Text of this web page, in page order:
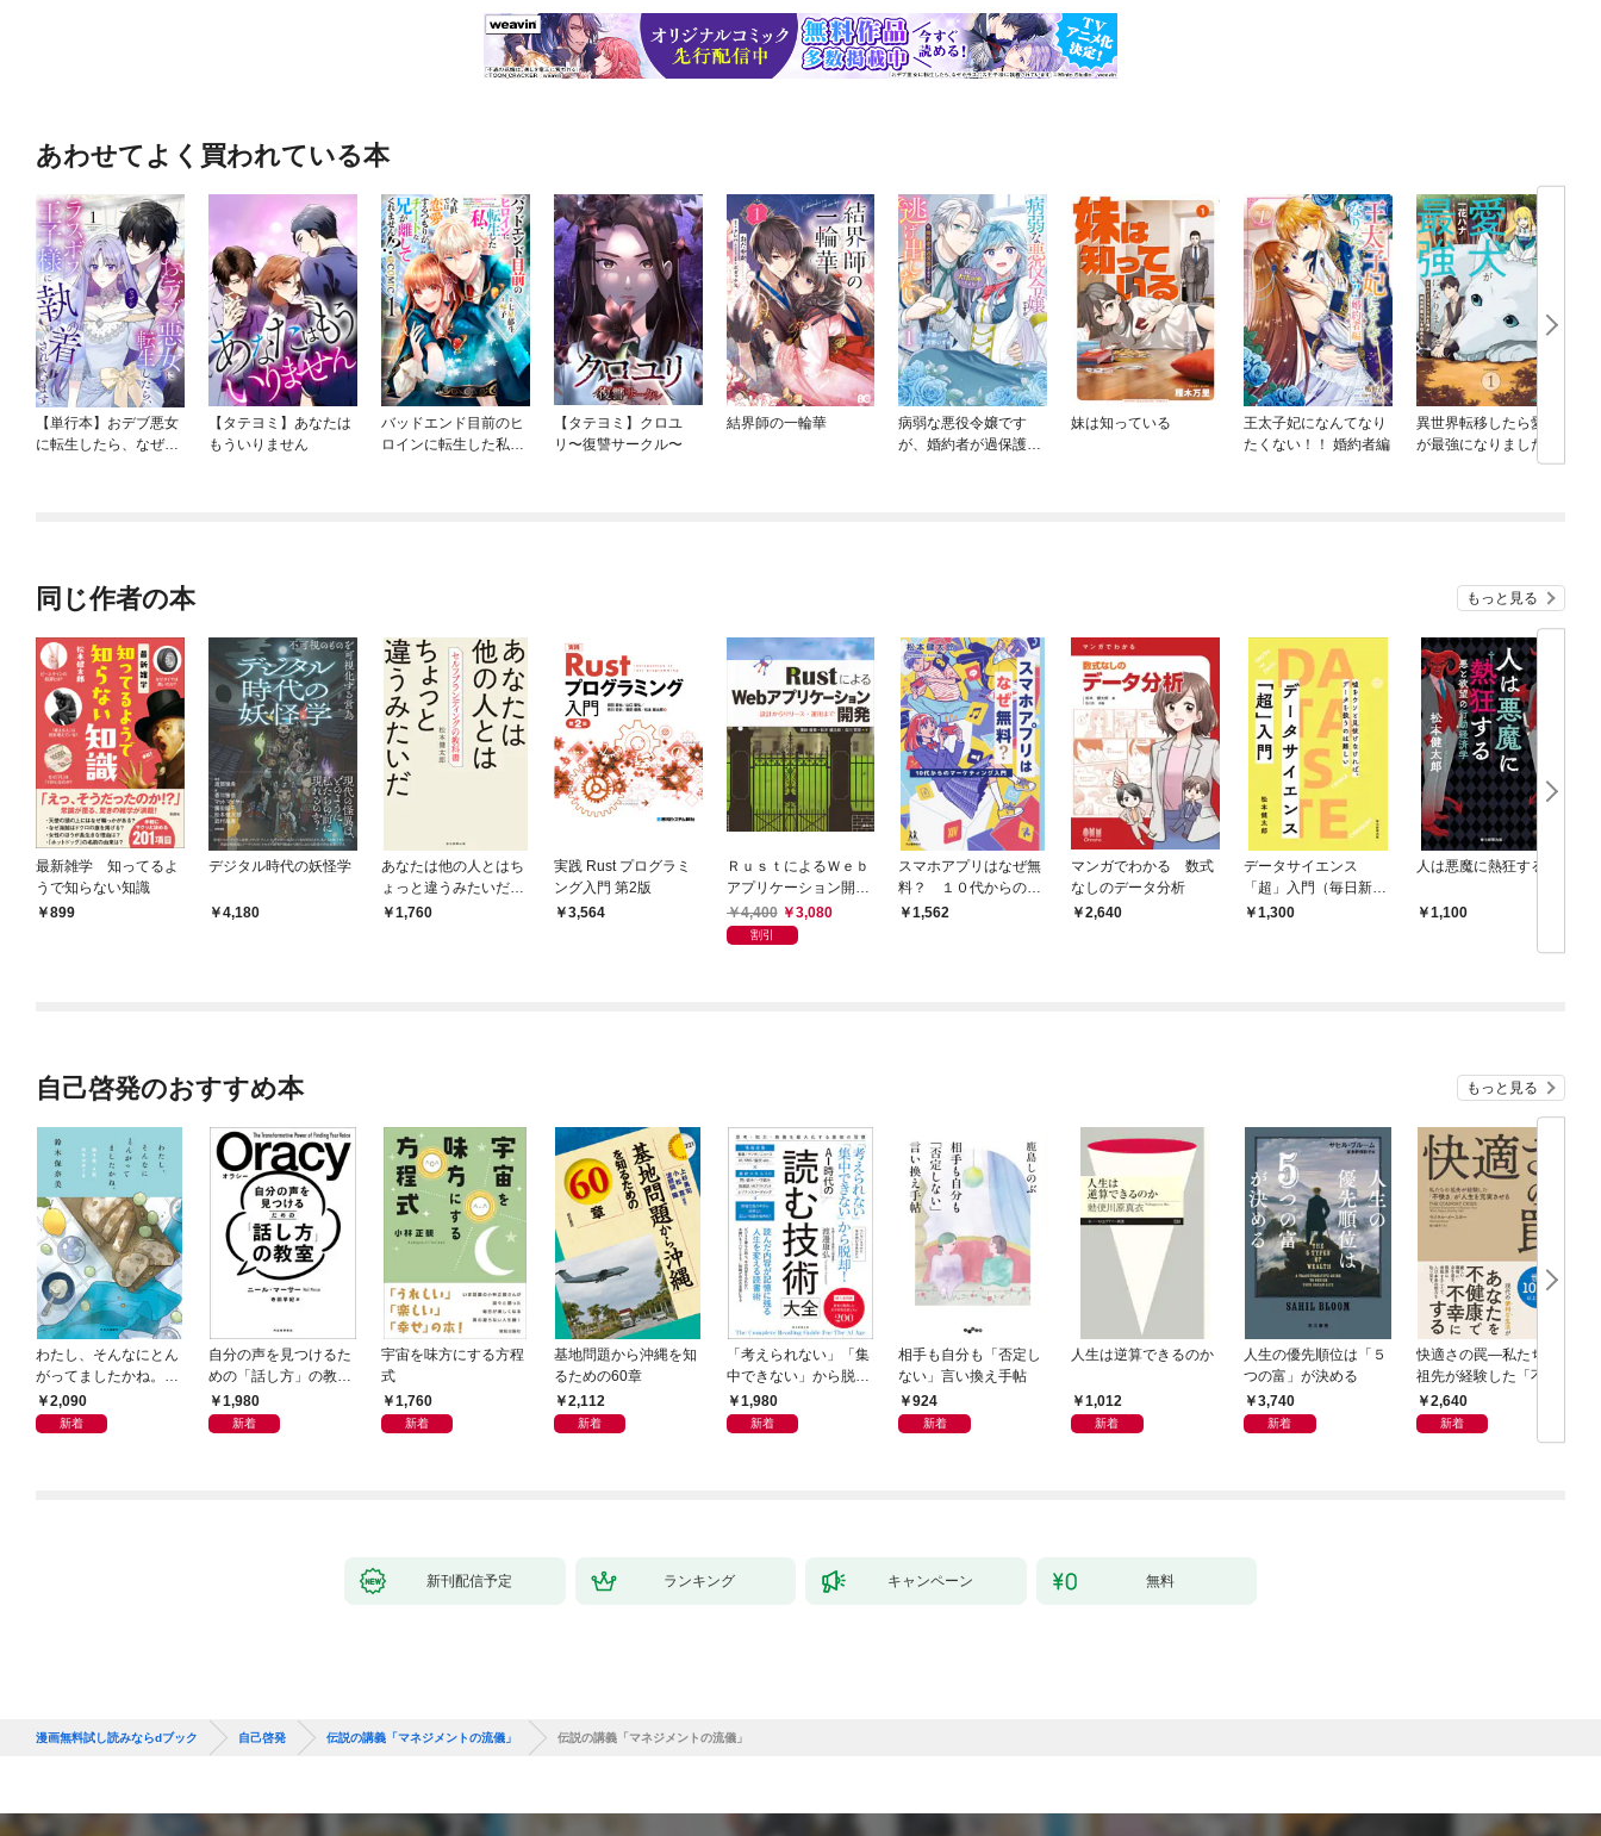
あわせてよく買われている本
【単行本】おデブ悪女
に転生したら、なぜか
【タテヨミ】あなたは
もういりません
バッドエンド目前のヒ
ロインに転生した私、
【タテヨミ】クロユ
リ〜復讐サークル〜
結界師の一輪華
病弱な悪役令嬢です
が、婚約者が過保護す
妹は知っている
王太子妃になんてなり
たくない！！ 婚約者編
異世界転移したら愛犬
が最強になりました ～
シルバーフェンリルと
同じ作者の本 もっと見る
最新雑学 知ってるよ
うで知らない知識
899
デジタル時代の妖怪学
4,180
あなたは他の人とはち
ょっと違うみたいだ
セルフブランディング
1,760
実践 Rust プログラミ
ング入門 第2版
3,564
ＲｕｓｔによるＷｅｂ
アプリケーション開
発 設計からリリー
ス・運用まで
4,400 3,080
割引
スマホアプリはなぜ無
料？ １０代からのマ
ーケティング入門
1,562
マンガでわかる 数式
なしのデータ分析
2,640
データサイエンス
「超」入門（毎日新聞
出版）
1,300
人は悪魔に熱狂する
1,100
自己啓発のおすすめ本 もっと見る
わたし、そんなにとん
がってましたかね。
獅子座、Ａ型、丙午は
めぐる
2,090
新着
自分の声を見つけるた
めの「話し方」の教
室 Ｏｒａｃｙ（オラ
シー）
1,980
新着
宇宙を味方にする方程
式
1,760
新着
基地問題から沖縄を知
るための60章
2,112
新着
「考えられない」「集
中できない」から脱
却！ AI時代の読む技
術大全
1,980
新着
相手も自分も「否定し
ない」言い換え手帖
924
新着
人生は逆算できるのか
1,012
新着
人生の優先順位は「５
つの富」が決める
3,740
新着
快適さの罠―私たちの
祖先が経験した「不快
さ」が人生を充実させ
る
2,640
新着
新刊配信予定 ランキング キャンペーン 無料
漫画無料試し読みならdブック 自己啓発 伝説の講義「マネジメントの流儀」 伝説の講義「マネジメントの流儀」